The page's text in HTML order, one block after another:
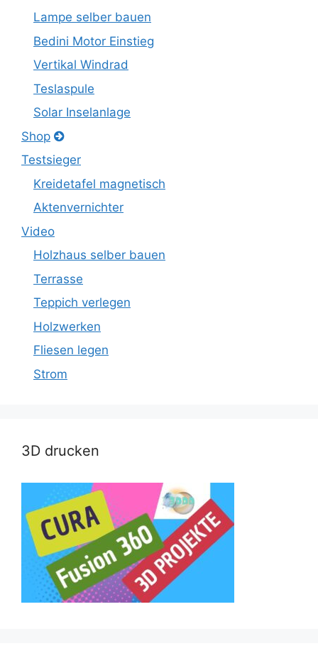
Lampe selber bauen
Bedini Motor Einstieg
Vertikal Windrad
Teslaspule
Solar Inselanlage
Shop
Testsieger
Kreidetafel magnetisch
Aktenvernichter
Video
Holzhaus selber bauen
Terrasse
Teppich verlegen
Holzwerken
Fliesen legen
Strom
3D drucken